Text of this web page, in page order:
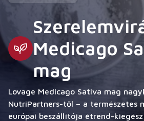
Medicago
mag
Lovage Medicago Sativa mag
NutriPartners-től – a természetes
európai beszállítója étrend-